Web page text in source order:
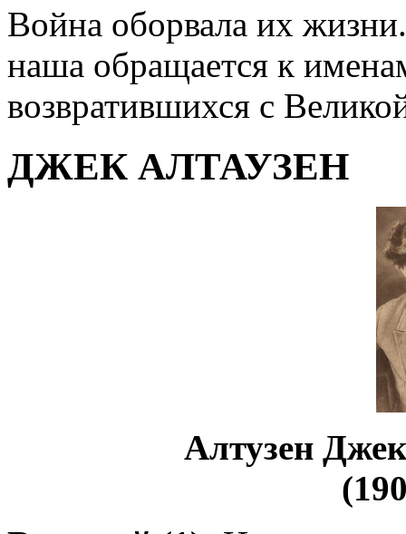
Война оборвала их
наша обращается к
возвратившихся с
ДЖЕК АЛТАУЗЕН
Алтузен